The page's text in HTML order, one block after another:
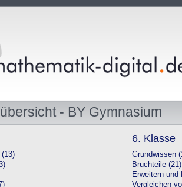
- BY Gymnasium
6. Klasse
Grundwissen
Bruchteile (21)
Erweitern und
Vergleichen